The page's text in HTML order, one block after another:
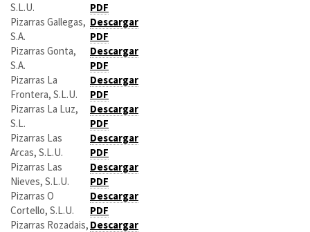
S.L.U.
PDF
Pizarras Gallegas,
S.A.
Descargar
PDF
Pizarras Gonta,
S.A.
Descargar
PDF
Pizarras La
Frontera, S.L.U.
Descargar
PDF
Pizarras La Luz,
S.L.
Descargar
PDF
Pizarras Las
Arcas, S.L.U.
Descargar
PDF
Pizarras Las
Nieves, S.L.U.
Descargar
PDF
Pizarras O
Cortello, S.L.U.
Descargar
PDF
Pizarras Rozadais, Descargar